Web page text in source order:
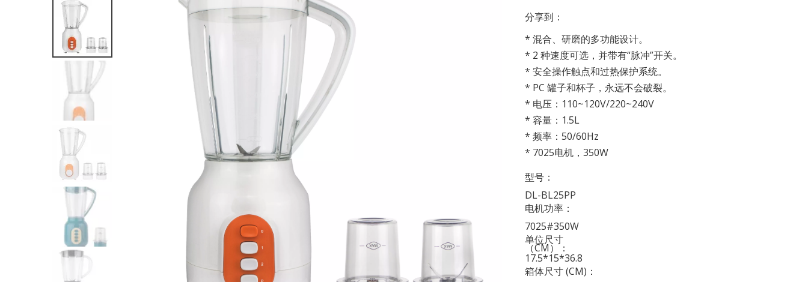
分享到：
* 混合、研磨的多功能设计。
* 2 种速度可选，并带有“脉冲”开关。
* 安全操作触点和过热保护系统。
* PC 罐子和杯子，永远不会破裂。
* 电压：110~120V/220~240V
* 容量：1.5L
* 频率：50/60Hz
* 7025电机，350W
型号：
DL-BL25PP
电机功率：
7025#350W
单位尺寸
（CM）：
17.5*15*36.8
箱体尺寸 (CM)：